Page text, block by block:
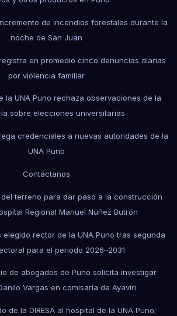
de incendios forestales durante la
noche de San Juan
en promedio cinco denuncias diarias
por violencia familiar
la UNA Puno rechaza observaciones de la
sobre elecciones universitarias
credenciales a nuevas autoridades de la
UNA Puno
Contáctanos
terreno para dar paso a la construcción
Regional Manuel Núñez Butrón
elegido rector de la UNA Puno tras segunda
para el periodo 2026–2031
de abogados de Puno solicita investigar
Vargas en comisaría de Ayaviri
de la DIRESA al hospital de la UNA Puno;